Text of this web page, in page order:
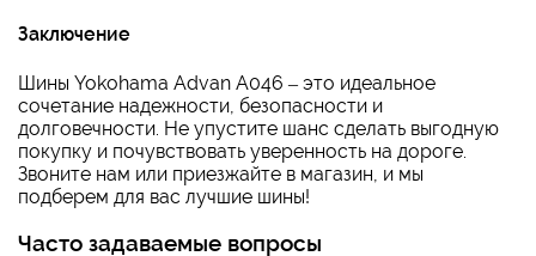
Заключение
Шины Yokohama Advan A046 – это идеальное
сочетание надежности, безопасности и
долговечности. Не упустите шанс сделать выгодную
покупку и почувствовать уверенность на дороге.
Звоните нам или приезжайте в магазин, и мы
подберем для вас лучшие шины!
Часто задаваемые вопросы